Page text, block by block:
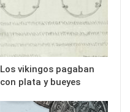
Los vikingos pagaban
con plata y bueyes